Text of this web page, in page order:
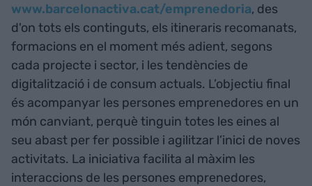
www.barcelonactiva.cat/emprenedoria, des
d'on tots els continguts, els itineraris recomanats,
formacions en el moment més adient, segons
cada projecte i sector, i les tendències de
digitalització i de consum actuals. L’objectiu final
és acompanyar les persones emprenedores en un
món canviant, perquè tinguin totes les eines al
seu abast per fer possible i agilitzar l’inici de noves
activitats. La iniciativa facilita al màxim les
interaccions de les persones emprenedores,